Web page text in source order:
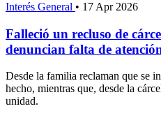
Interés General • 17 Apr 2026
Falleció un recluso de
denuncian falta de
Desde la familia reclaman que se
hecho, mientras que, desde la
unidad.